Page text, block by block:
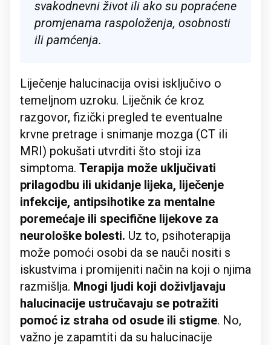
svakodnevni život ili ako su popraćene
promjenama raspoloženja, osobnosti
ili pamćenja.
Liječenje halucinacija ovisi isključivo o
temeljnom uzroku. Liječnik će kroz
razgovor, fizički pregled te eventualne
krvne pretrage i snimanje mozga (CT ili
MRI) pokušati utvrditi što stoji iza
simptoma. Terapija može uključivati
prilagodbu ili ukidanje lijeka, liječenje
infekcije, antipsihotike za mentalne
poremećaje ili specifične lijekove za
neurološke bolesti. Uz to, psihoterapija
može pomoći osobi da se nauči nositi s
iskustvima i promijeniti način na koji o njima
razmišlja. Mnogi ljudi koji doživljavaju
halucinacije ustručavaju se potražiti
pomoć iz straha od osude ili stigme. No,
važno je zapamtiti da su halucinacije